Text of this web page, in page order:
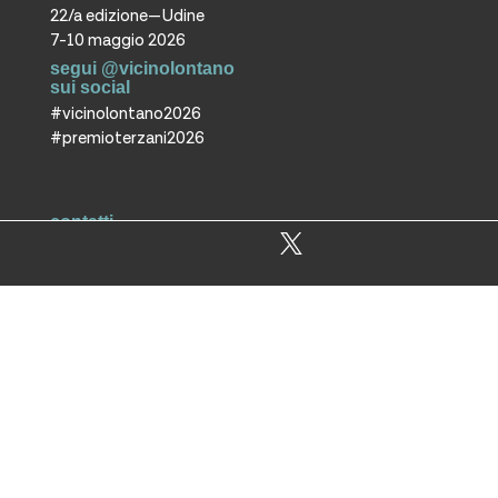
22/a edizione—Udine
7-10 maggio 2026
segui @vicinolontano
sui social
#vicinolontano2026
#premioterzani2026
contatti